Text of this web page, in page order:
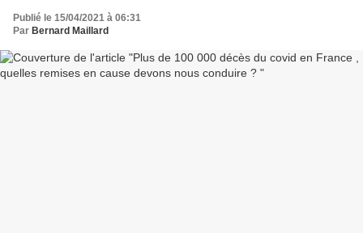
Publié le 15/04/2021 à 06:31
Par Bernard Maillard